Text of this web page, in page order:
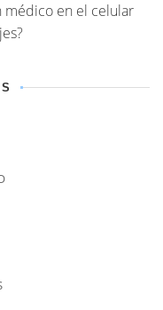
médico en el celular